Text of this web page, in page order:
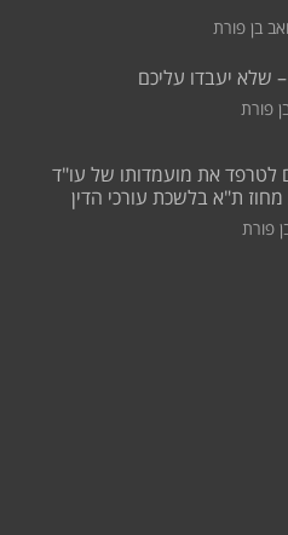
בן פורת
– שלא יעבדו עליכם
פורת
לטרפד את מועמדותו של עו"ד
ת"א בלשכת עורכי הדין
פורת